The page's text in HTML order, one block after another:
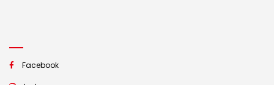
Facebook